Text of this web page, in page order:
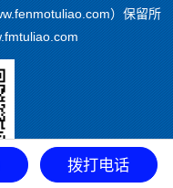
）保留所
拨打电话